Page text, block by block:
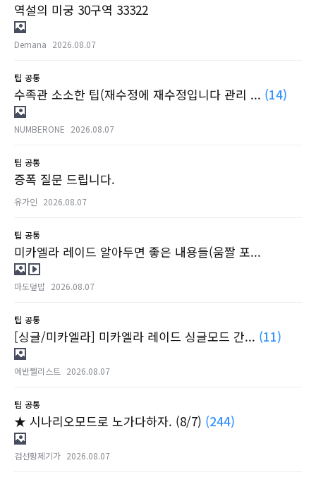
역설의 미궁 30구역 33322
Demana 2026.08.07
팁 공통
수족관 소소한 팁(재수정에 재수정입니다 관리 ... (14)
NUMBERONE 2026.08.07
팁 공통
증폭 질문 드립니다.
유가인 2026.08.07
팁 공통
미카엘라 레이드 알아두면 좋은 내용들(움짤 포...
마도덮밥 2026.08.07
팁 공통
[싱글/미카엘라] 미카엘라 레이드 싱글모드 간... (11)
에반쩰리스트 2026.08.07
팁 공통
★ 시나리오모드로 노가다하자. (8/7) (244)
검선황제기가 2026.08.07